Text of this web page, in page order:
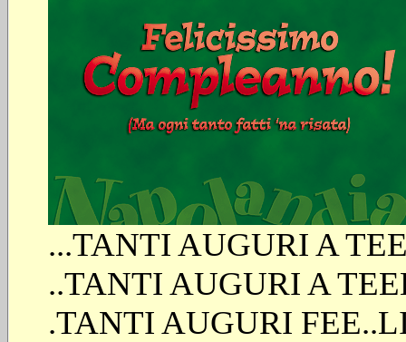
...TANTI AUGURI A
..TANTI AUGURI A
.TANTI AUGURI